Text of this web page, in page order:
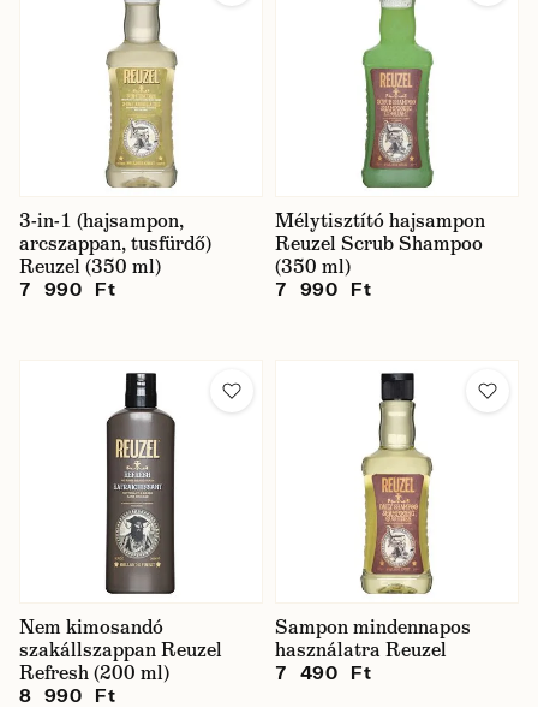
3-in-1 (hajsampon,
arcszappan, tusfürdő)
Reuzel (350 ml)
7 990 Ft
Mélytisztító hajsampon
Reuzel Scrub Shampoo
(350 ml)
7 990 Ft
Nem kimosandó
szakállszappan Reuzel
Refresh (200 ml)
8 990 Ft
Sampon mindennapos
használatra Reuzel
7 490 Ft